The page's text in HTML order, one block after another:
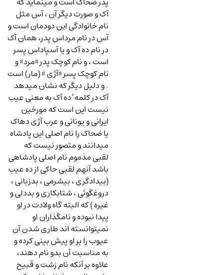
آک و صورت دیگر آن ، آس مثل
نام خانوادگی این دودمان است و
آس در نام مرداس پدر، همان آک
در نام ده آک و یا آسپاداس پسر
است ، و نام کوچک پدر «مرد» و
نام کوچک پسر «آژی » (مار) است
. و دلیل دیگر که نشان میدهد
آک در کلمه ٔ ده آک به معنی عیب
نیست این است که مورخین
ایرانی و یونانی و عرب آژی دهاک
یا ضحاک را نام اصلی این پادشاه
میدانند و متصور نیست که
لقبی مذموم نام اصلی پادشاهی
باشد آنهم لقبی حاکی از ده عیب
(بیدادگری ، بیشرمی ، بدزبانی ،
دروغگوئی ، شتابکاری و بددلی و
غیره ) که البته گاه ولادت در او
پیدا نبوده و نامگذاران او
نمیتوانسته اند طاری شدن آن
عیوب را بر او پیش بینی کرده و
به مناسبت آن بدو نام دهند،
علاوه بر آنکه نام زشت و قبیح